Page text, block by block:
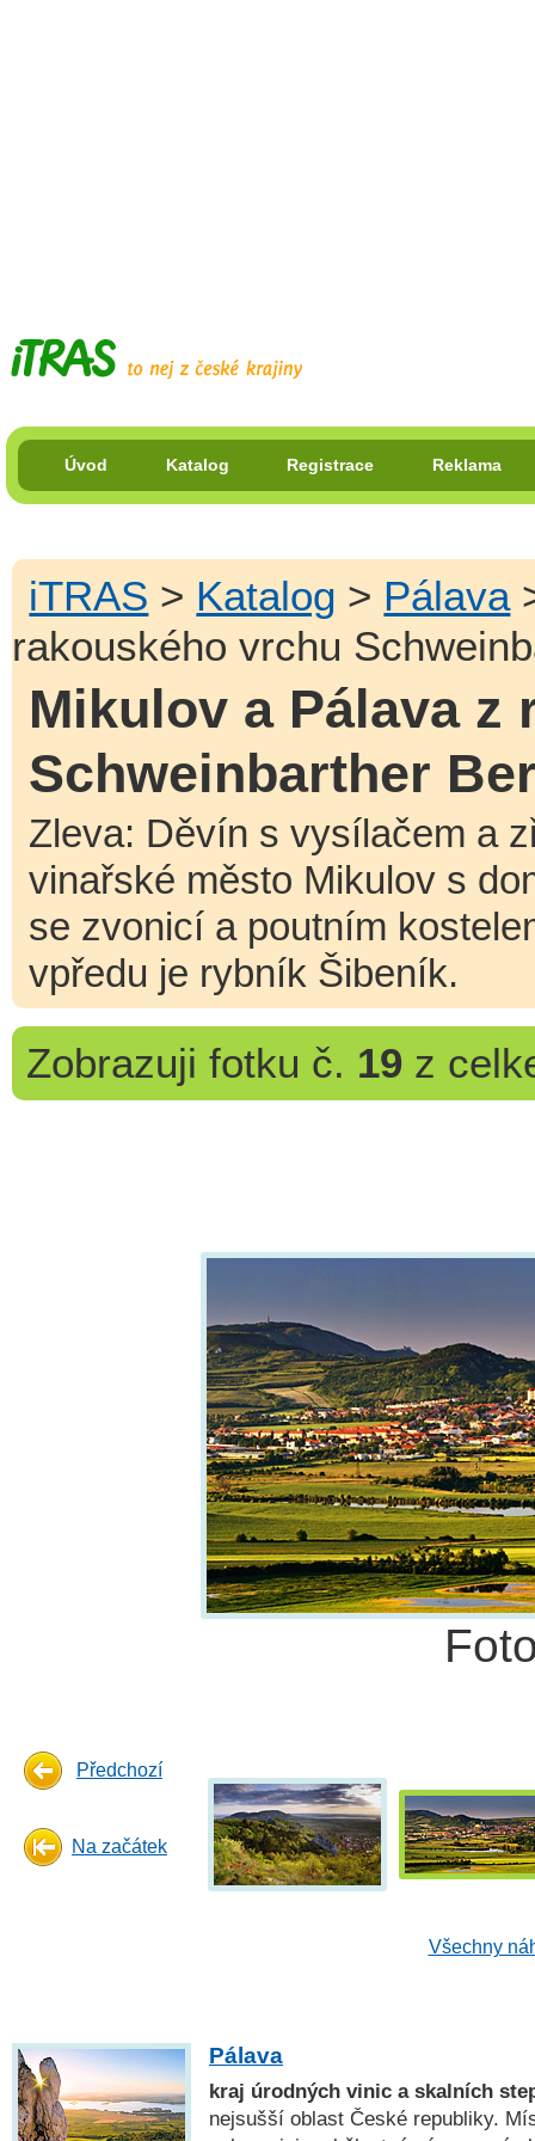
Úvod Katalog Registrace Reklama
iTRAS > Katalog > Pálava
rakouského vrchu
Mikulov a Pálava z
Schweinbarther
Zleva: Děvín s vysílačem a
vinařské město Mikulov s
se zvonicí a poutním
vpředu je rybník Šibeník.
Zobrazuji fotku č. 19z
Předchozí
Na začátek
Všechny
Pálava
kraj úrodných vinic a skalních
nejsušší oblast České republiky.